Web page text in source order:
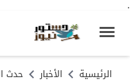
.
الرئيسية الأخبار حدث